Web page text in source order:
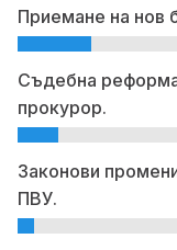
Приемане на нов
Съдебна
прокурор.
Законови
ПВУ.